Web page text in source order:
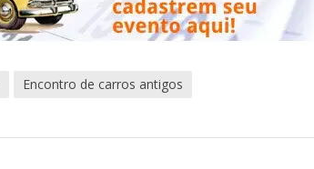
Encontro de carros antigos